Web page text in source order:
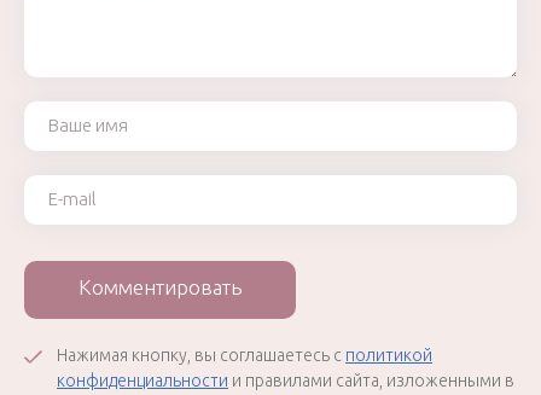
Ваше имя
Ваш e-mail
Комментировать
Нажимая кнопку, вы соглашаетесь с политикой
конфиденциальности и правилами сайта, изложенными в